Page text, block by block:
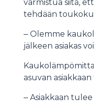
varmistua siitä,
tehdään
‒ Olemme
jälkeen asiakas
asuvan
‒ Asiakkaan